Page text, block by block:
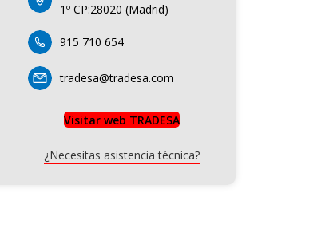
1º CP:28020 (Madrid)
915 710 654
tradesa@tradesa.com
Visitar web TRADESA
¿Necesitas asistencia técnica?